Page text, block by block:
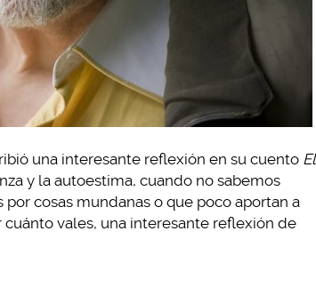
una interesante reflexión en su cuento El
y la autoestima, cuando no sabemos
cosas mundanas o que poco aportan a
vales, una interesante reflexión de